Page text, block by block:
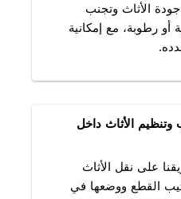
الأثاث وتجنب
رطوبة، مع إمكانية
الأثاث داخل
على نقل الأثاث
القطع ووضعها في